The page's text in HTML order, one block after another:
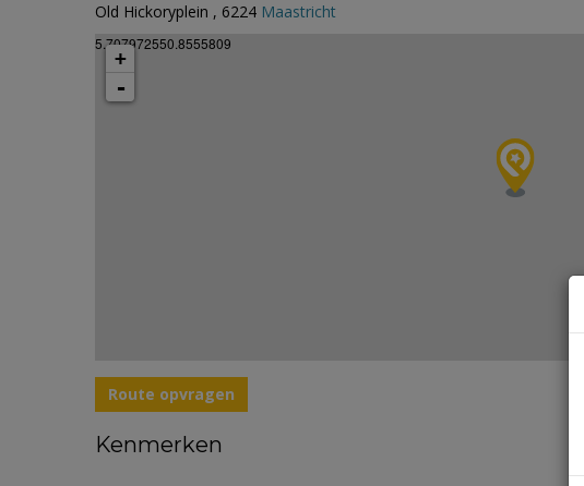
Old Hickoryplein , 6224 Maastricht
5.707972550.8555809
+
-
Route opvragen
Kenmerken